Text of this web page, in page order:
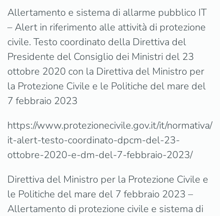
Allertamento e sistema di allarme pubblico IT
– Alert in riferimento alle attività di protezione
civile. Testo coordinato della Direttiva del
Presidente del Consiglio dei Ministri del 23
ottobre 2020 con la Direttiva del Ministro per
la Protezione Civile e le Politiche del mare del
7 febbraio 2023
https://www.protezionecivile.gov.it/it/normativa/
it-alert-testo-coordinato-dpcm-del-23-
ottobre-2020-e-dm-del-7-febbraio-2023/
Direttiva del Ministro per la Protezione Civile e
le Politiche del mare del 7 febbraio 2023 –
Allertamento di protezione civile e sistema di